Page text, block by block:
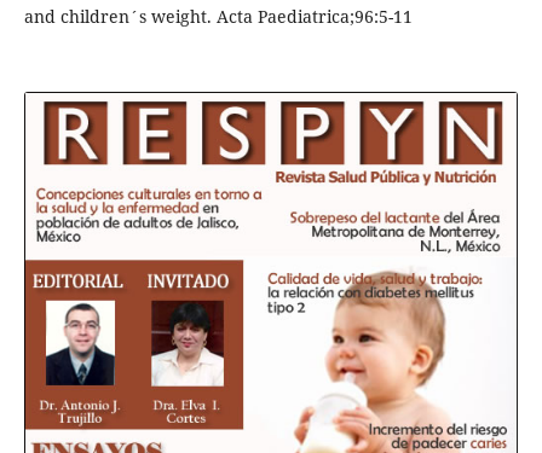
and children´s weight. Acta Paediatrica;96:5-11